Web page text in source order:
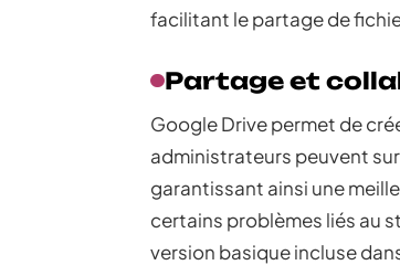
facilitant le partage de
Partage et
Google Drive permet de
administrateurs peuvent
garantissant ainsi une
certains problèmes liés au
version basique incluse